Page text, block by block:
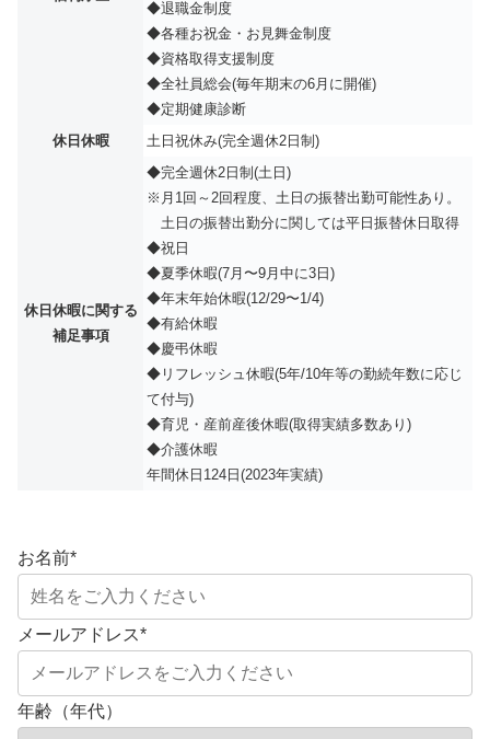
◆退職⾦制度
◆各種お祝金・お見舞金制度
◆資格取得⽀援制度
◆全社員総会(毎年期末の6⽉に開催)
◆定期健康診断
休日休暇
土日祝休み(完全週休2日制)
休日休暇に関する
補足事項
◆完全週休2日制(土日)
※月1回～2回程度、土日の振替出勤可能性あり。
土日の振替出勤分に関しては平日振替休日取得
◆祝⽇
◆夏季休暇(7⽉〜9⽉中に3⽇)
◆年末年始休暇(12/29〜1/4)
◆有給休暇
◆慶弔休暇
◆リフレッシュ休暇(5年/10年等の勤続年数に応じ
て付与)
◆育児・産前産後休暇(取得実績多数あり)
◆介護休暇
年間休日124日(2023年実績)
お名前*
メールアドレス*
年齢（年代）